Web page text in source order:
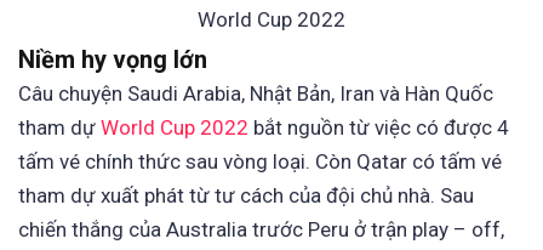
World Cup 2022
Niềm hy vọng lớn
Câu chuyện Saudi Arabia, Nhật Bản, Iran và Hàn Quốc
tham dự World Cup 2022 bắt nguồn từ việc có được 4
tấm vé chính thức sau vòng loại. Còn Qatar có tấm vé
tham dự xuất phát từ tư cách của đội chủ nhà. Sau
chiến thắng của Australia trước Peru ở trận play – off,